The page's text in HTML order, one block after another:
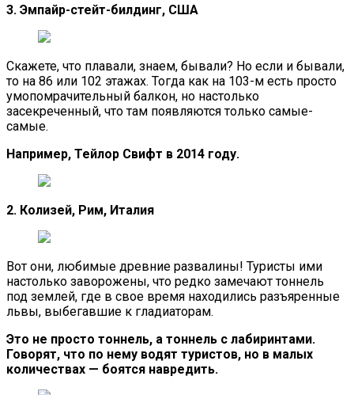
3. Эмпайр-стейт-билдинг, США
Скажете, что плавали, знаем, бывали? Но если и бывали,
то на 86 или 102 этажах. Тогда как на 103-м есть просто
умопомрачительный балкон, но настолько
засекреченный, что там появляются только самые-
самые.
Например, Тейлор Свифт в 2014 году.
2. Колизей, Рим, Италия
Вот они, любимые древние развалины! Туристы ими
настолько заворожены, что редко замечают тоннель
под землей, где в свое время находились разъяренные
львы, выбегавшие к гладиаторам.
Это не просто тоннель, а тоннель с лабиринтами.
Говорят, что по нему водят туристов, но в малых
количествах — боятся навредить.